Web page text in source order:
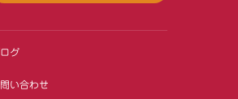
グ
い合わせ